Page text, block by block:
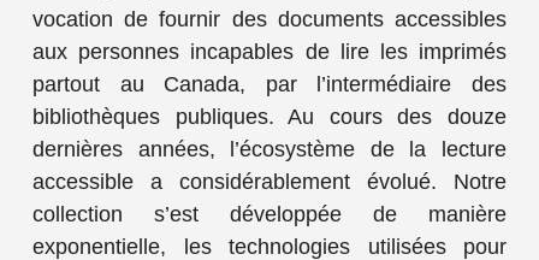
vocation de fournir des documents accessibles
aux personnes incapables de lire les imprimés
partout au Canada, par l’intermédiaire des
bibliothèques publiques. Au cours des douze
dernières années, l’écosystème de la lecture
accessible a considérablement évolué. Notre
collection s’est développée de manière
exponentielle, les technologies utilisées pour